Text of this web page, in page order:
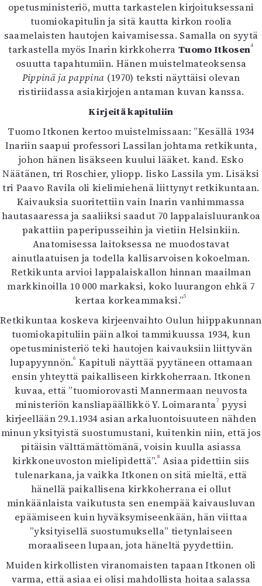
opetusministeriö, mutta tarkastelen kirjoituksessani
tuomiokapitulin ja sitä kautta kirkon roolia
saamelaisten hautojen kaivamisessa. Samalla on syytä
tarkastella myös Inarin kirkkoherraTuomo Itkosen4
osuutta tapahtumiin. Hänen muistelmateoksensa
Pippinä ja pappina (1970) teksti näyttäisi olevan
ristiriidassa asiakirjojen antaman kuvan kanssa.
Kirjeitä kapituliin
Tuomo Itkonen kertoo muistelmissaan: ”Kesällä 1934
Inariin saapui professori Lassilan johtama retkikunta,
johon hänen lisäkseen kuului lääket. kand. Esko
Näätänen, tri Roschier, yliopp. Iisko Lassila ym. Lisäksi
tri Paavo Ravila oli kielimiehenä liittynyt retkikuntaan.
Kaivauksia suoritettiin vain Inarin vanhimmassa
hautasaaressa ja saaliiksi saadut 70 lappalaisluurankoa
pakattiin paperipusseihin ja vietiin Helsinkiin.
Anatomisessa laitoksessa ne muodostavat
ainutlaatuisen ja todella kallisarvoisen kokoelman.
Retkikunta arvioi lappalaiskallon hinnan maailman
markkinoilla 10 000 markaksi, koko luurangon ehkä 7
kertaa korkeammaksi.”5
Retkikuntaa koskeva kirjeenvaihto Oulun hiippakunnan
tuomiokapituliin päin alkoi tammikuussa 1934, kun
opetusministeriö teki hautojen kaivauksiin liittyvän
lupapyynnön.6 Kapituli näyttää pyytäneen ottamaan
ensin yhteyttä paikalliseen kirkkoherraan. Itkonen
kuvaa, että ”tuomiorovasti Mannermaan neuvosta
ministeriön kansliapäällikkö Y. Loimaranta7 pyysi
kirjeellään 29.1.1934 asian arkaluontoisuuteen nähden
minun yksityistä suostumustani, kuitenkin niin, että jos
pitäisin välttämättömänä, voisin kuulla asiassa
kirkkoneuvoston mielipidettä”.8 Asiaa pidettiin siis
tulenarkana, ja vaikka Itkonen on sitä mieltä, että
hänellä paikallisena kirkkoherrana ei ollut
minkäänlaista vaikutusta sen enempää kaivausluvan
epäämiseen kuin hyväksymiseenkään, hän viittaa
”yksityisellä suostumuksella” tietynlaiseen
moraaliseen lupaan, jota häneltä pyydettiin.
Muiden kirkollisten viranomaisten tapaan Itkonen oli
varma, että asiaa ei olisi mahdollista hoitaa salassa